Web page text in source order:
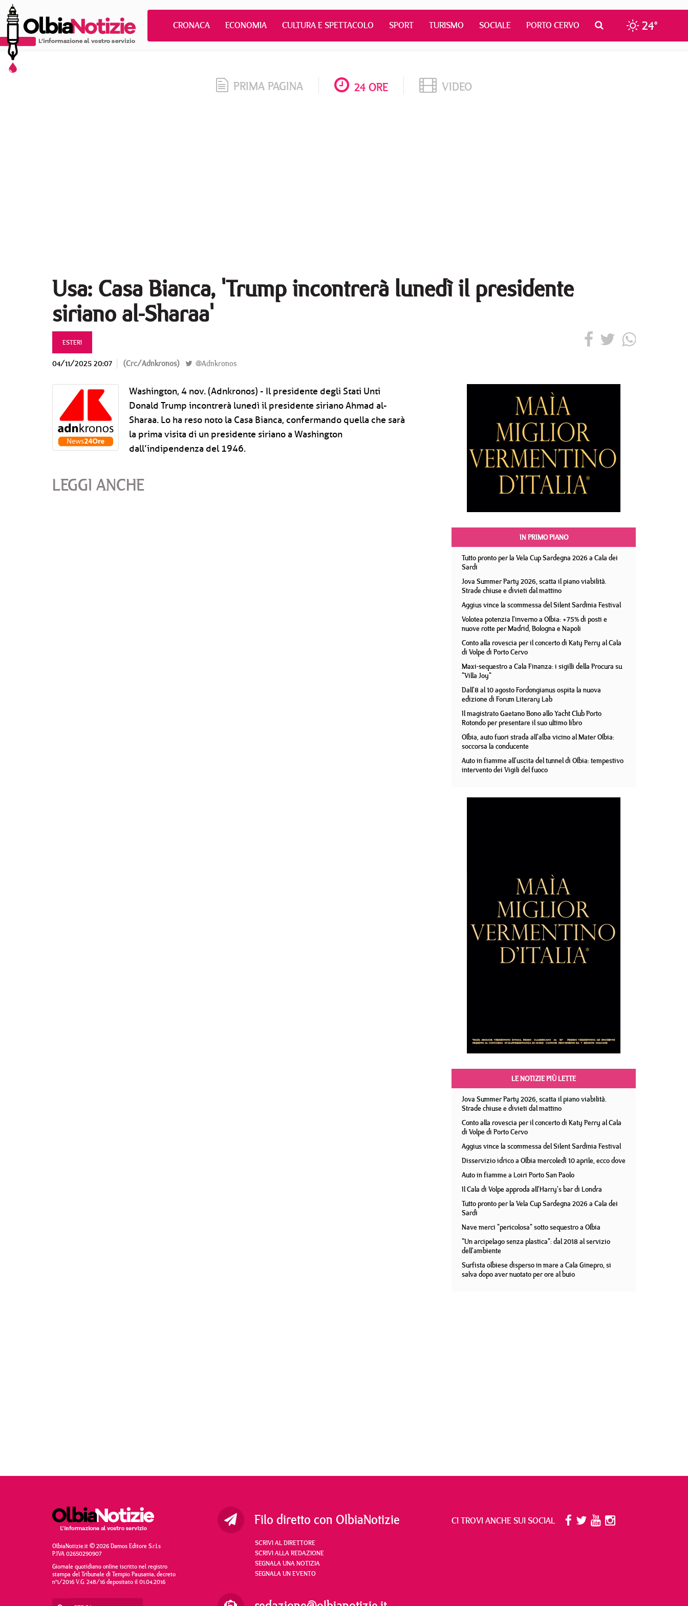
CRONACA ECONOMIA CULTURA E SPETTACOLO SPORT TURISMO SOCIALE PORTO CERVO 24°
PRIMA PAGINA 24 ORE VIDEO
Usa: Casa Bianca, 'Trump incontrerà lunedì il presidente
siriano al-Sharaa'
ESTERI
04/11/2025 20:07 (Crc/Adnkronos) @Adnkronos
Washington, 4 nov. (Adnkronos) - Il presidente degli Stati Unti
Donald Trump incontrerà lunedì il presidente siriano Ahmad al-
Sharaa. Lo ha reso noto la Casa Bianca, confermando quella che sarà
la prima visita di un presidente siriano a Washington
dall’indipendenza del 1946.
LEGGI ANCHE
IN PRIMO PIANO
Tutto pronto per la Vela Cup Sardegna 2026 a Cala dei
Sardi
Jova Summer Party 2026, scatta il piano viabilità.
Strade chiuse e divieti dal mattino
Aggius vince la scommessa del Silent Sardinia Festival
Volotea potenzia l'inverno a Olbia: +75% di posti e
nuove rotte per Madrid, Bologna e Napoli
Conto alla rovescia per il concerto di Katy Perry al Cala
di Volpe di Porto Cervo
Maxi-sequestro a Cala Finanza: i sigilli della Procura su
"Villa Joy"
Dall'8 al 10 agosto Fordongianus ospita la nuova
edizione di Forum Literary Lab
Il magistrato Gaetano Bono allo Yacht Club Porto
Rotondo per presentare il suo ultimo libro
Olbia, auto fuori strada all'alba vicino al Mater Olbia:
soccorsa la conducente
Auto in fiamme all'uscita del tunnel di Olbia: tempestivo
intervento dei Vigili del fuoco
LE NOTIZIE PIÙ LETTE
Jova Summer Party 2026, scatta il piano viabilità.
Strade chiuse e divieti dal mattino
Conto alla rovescia per il concerto di Katy Perry al Cala
di Volpe di Porto Cervo
Aggius vince la scommessa del Silent Sardinia Festival
Disservizio idrico a Olbia mercoledì 10 aprile, ecco dove
Auto in fiamme a Loiri Porto San Paolo
Il Cala di Volpe approda all'Harry's bar di Londra
Tutto pronto per la Vela Cup Sardegna 2026 a Cala dei
Sardi
Nave merci "pericolosa" sotto sequestro a Olbia
"Un arcipelago senza plastica": dal 2018 al servizio
dell'ambiente
Surfista olbiese disperso in mare a Cala Ginepro, si
salva dopo aver nuotato per ore al buio
OlbiaNotizie.it © 2026 Damos Editore S.r.l.s
P.IVA 02650290907
Giornale quotidiano online iscritto nel registro
stampa del Tribunale di Tempio Pausania, decreto
n°1/2016 V.G. 248/16 depositato il 01.04.2016
Filo diretto con OlbiaNotizie
SCRIVI AL DIRETTORE
SCRIVI ALLA REDAZIONE
SEGNALA UNA NOTIZIA
SEGNALA UN EVENTO
CI TROVI ANCHE SUI SOCIAL